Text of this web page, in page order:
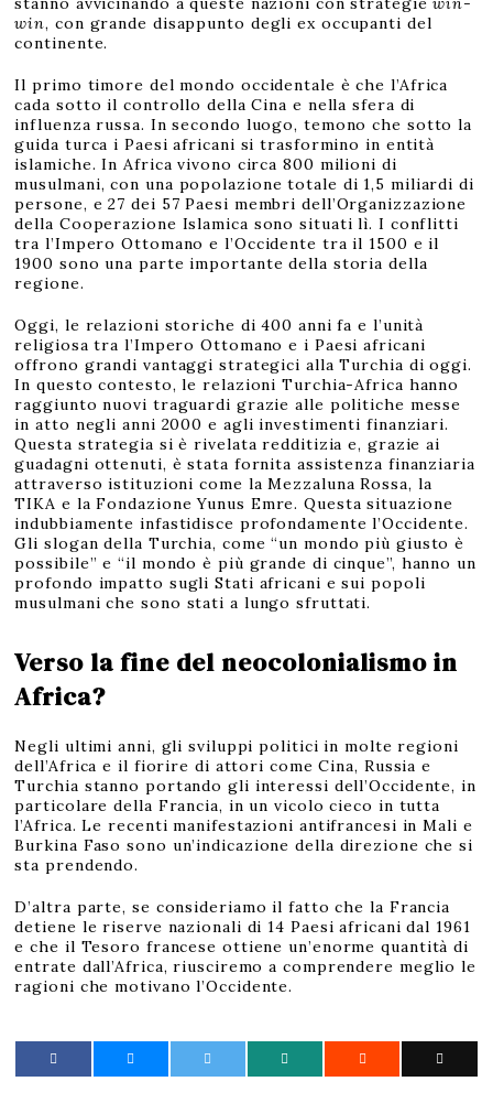
win, con grande disappunto degli ex occupanti del
continente.
Il primo timore del mondo occidentale è che l’Africa
cada sotto il controllo della Cina e nella sfera di
influenza russa. In secondo luogo, temono che sotto la
guida turca i Paesi africani si trasformino in entità
islamiche. In Africa vivono circa 800 milioni di
musulmani, con una popolazione totale di 1,5 miliardi di
persone, e 27 dei 57 Paesi membri dell’Organizzazione
della Cooperazione Islamica sono situati lì. I conflitti
tra l’Impero Ottomano e l’Occidente tra il 1500 e il
1900 sono una parte importante della storia della
regione.
Oggi, le relazioni storiche di 400 anni fa e l’unità
religiosa tra l’Impero Ottomano e i Paesi africani
offrono grandi vantaggi strategici alla Turchia di oggi.
In questo contesto, le relazioni Turchia-Africa hanno
raggiunto nuovi traguardi grazie alle politiche messe
in atto negli anni 2000 e agli investimenti finanziari.
Questa strategia si è rivelata redditizia e, grazie ai
guadagni ottenuti, è stata fornita assistenza finanziaria
attraverso istituzioni come la Mezzaluna Rossa, la
TIKA e la Fondazione Yunus Emre. Questa situazione
indubbiamente infastidisce profondamente l’Occidente.
Gli slogan della Turchia, come “un mondo più giusto è
possibile” e “il mondo è più grande di cinque”, hanno un
profondo impatto sugli Stati africani e sui popoli
musulmani che sono stati a lungo sfruttati.
Verso la fine del neocolonialismo in
Africa?
Negli ultimi anni, gli sviluppi politici in molte regioni
dell’Africa e il fiorire di attori come Cina, Russia e
Turchia stanno portando gli interessi dell’Occidente, in
particolare della Francia, in un vicolo cieco in tutta
l’Africa. Le recenti manifestazioni antifrancesi in Mali e
Burkina Faso sono un’indicazione della direzione che si
sta prendendo.
D’altra parte, se consideriamo il fatto che la Francia
detiene le riserve nazionali di 14 Paesi africani dal 1961
e che il Tesoro francese ottiene un’enorme quantità di
entrate dall’Africa, riusciremo a comprendere meglio le
ragioni che motivano l’Occidente.